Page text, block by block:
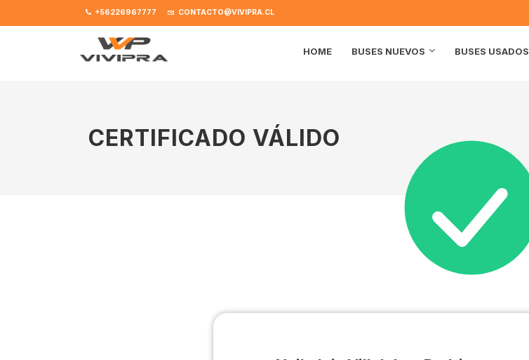
+56226967777 CONTACTO@VIVIPRA.CL
HOME BUSES NUEVOS BUSES USADOS
CERTIFICADO VÁLIDO